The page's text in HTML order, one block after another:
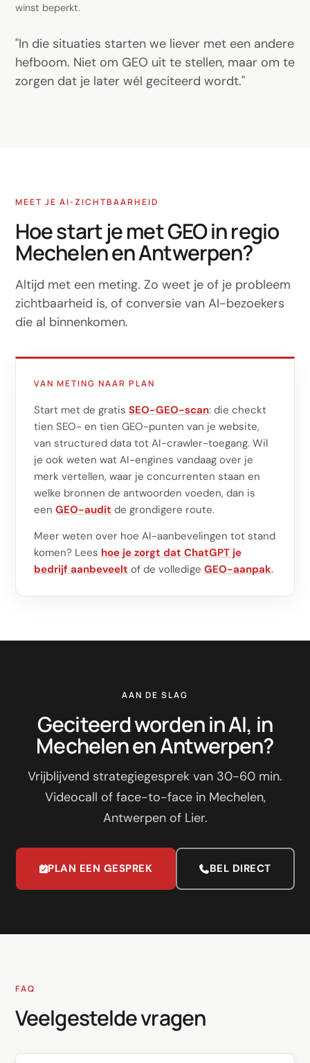
winst beperkt.
"In die situaties starten we liever met een andere
hefboom. Niet om GEO uit te stellen, maar om te
zorgen dat je later wél geciteerd wordt."
MEET JE AI-ZICHTBAARHEID
Hoe start je met GEO in regio
Mechelen en Antwerpen?
Altijd met een meting. Zo weet je of je probleem
zichtbaarheid is, of conversie van AI-bezoekers
die al binnenkomen.
VAN METING NAAR PLAN
Start met de gratis SEO-GEO-scan: die checkt
tien SEO- en tien GEO-punten van je website,
van structured data tot AI-crawler-toegang. Wil
je ook weten wat AI-engines vandaag over je
merk vertellen, waar je concurrenten staan en
welke bronnen de antwoorden voeden, dan is
een GEO-audit de grondigere route.
Meer weten over hoe AI-aanbevelingen tot stand
komen? Lees hoe je zorgt dat ChatGPT je
bedrijf aanbeveelt of de volledige GEO-aanpak.
AAN DE SLAG
Geciteerd worden in AI, in
Mechelen en Antwerpen?
Vrijblijvend strategiegesprek van 30-60 min.
Videocall of face-to-face in Mechelen,
Antwerpen of Lier.
PLAN EEN GESPREK BEL DIRECT
FAQ
Veelgestelde vragen